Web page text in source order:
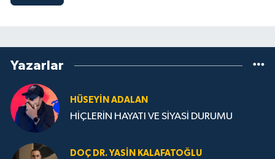
Yazarlar
HÜSEYIN ADALAN
HİÇLERİN HAYATI VE SİYASİ DURUMU
DOÇ DR. YASIN KALAFATOĞLU